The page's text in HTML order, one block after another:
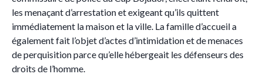
les menaçant d’arrestation et exigeant qu’ils quittent
immédiatement la maison et la ville. La famille d’accueil a
également fait l’objet d’actes d’intimidation et de menaces
de perquisition parce qu’elle hébergeait les défenseurs des
droits de l’homme.